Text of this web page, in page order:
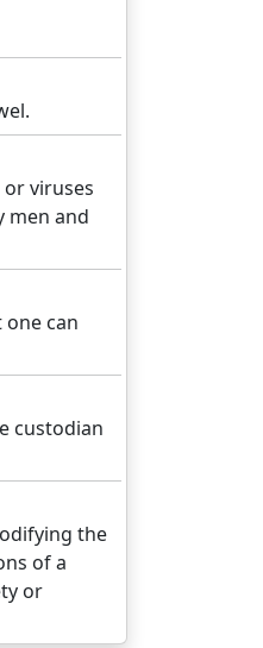
viruses
men and
can
custodian
the
of a
or